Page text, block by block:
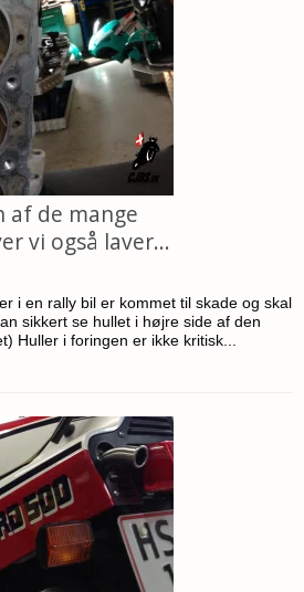
af de mange
vi også laver...
i en rally bil er kommet til skade og skal
sikkert se hullet i højre side af den
Huller i foringen er ikke kritisk...